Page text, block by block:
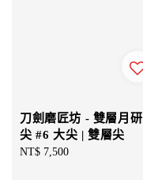
刀劍磨匠坊 - 雙層月研
尖 #6 大尖 | 雙層尖
Regular
NT$ 7,500